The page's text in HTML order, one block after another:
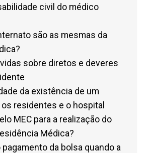
civil do médico
são as mesmas da
sobre diretos e deveres
da existência de um
residentes e o hospital
MEC para a realização do
Médica?
da bolsa quando a